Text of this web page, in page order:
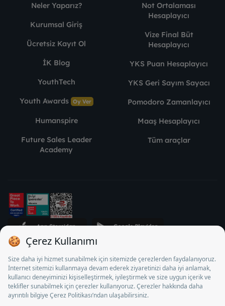
Neler Yaparız?
Kurumsal Giriş
Ücretsiz Kayıt Ol
İK Blog
YouthTech
Youth Awards Oy Ver
Humanspire
Future Sales Leader
Academy
Not Ortalaması
Hesaplayıcı
Vize Final Büt
Hesaplayıcı
YKS Puan Hesaplayıcı
YKS Geri Sayım Sayacı
Pomodoro Zamanlayıcı
Maaş Hesaplayıcı
Tüm araçlar
STJ İnsan Kaynakları Bilişim ve Danışmanlık A.Ş. Özel İstihdam
Bürosu Olarak 13/05/2025 - 12/05/2028 tarihleri arasında
faaliyette bulunmak üzere, Türkiye İş Kurumu tarafından
18/04/2025 tarih ve 18095710 sayılı karar uyarınca 1078 nolu